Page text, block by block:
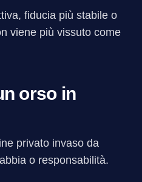
fiducia più stabile o
viene più vissuto come
orso in
privato invaso da
o responsabilità.